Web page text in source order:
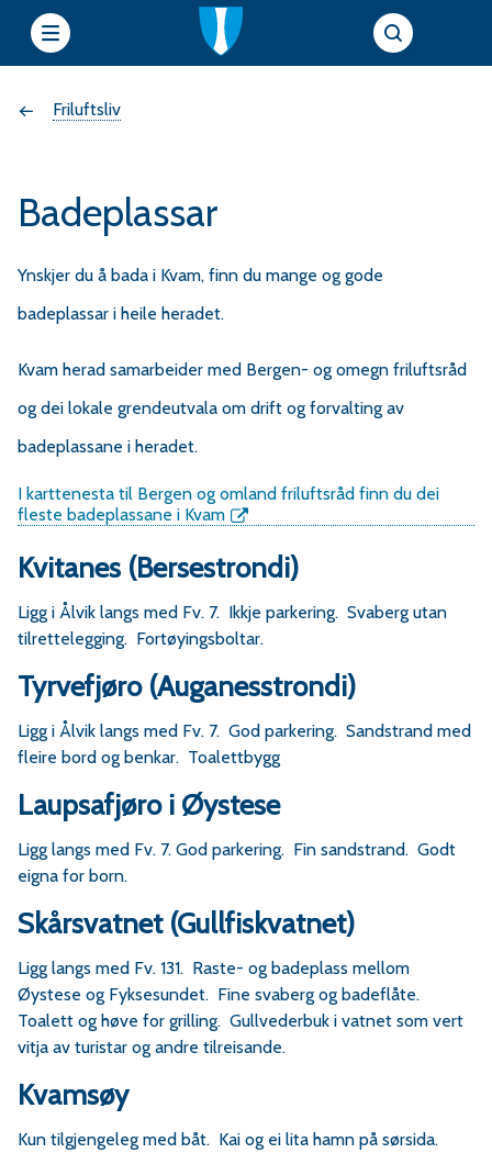
e
K
Du
her:
Friluftsliv
Badeplassar
Ynskjer du å bada i Kvam, finn du mange og gode
badeplassar i heile heradet.
Kvam herad samarbeider med Bergen- og omegn friluftsråd
og dei lokale grendeutvala om drift og forvalting av
badeplassane i heradet.
I karttenesta til Bergen og omland friluftsråd finn du dei
fleste badeplassane i Kvam
Kvitanes (Bersestrondi)
Ligg i Ålvik langs med Fv. 7. Ikkje parkering. Svaberg utan
tilrettelegging. Fortøyingsboltar.
Tyrvefjøro (Auganesstrondi)
Ligg i Ålvik langs med Fv. 7. God parkering. Sandstrand med
fleire bord og benkar. Toalettbygg
Laupsafjøro i Øystese
Ligg langs med Fv. 7. God parkering. Fin sandstrand. Godt
eigna for born.
Skårsvatnet (Gullfiskvatnet)
Ligg langs med Fv. 131. Raste- og badeplass mellom
Øystese og Fyksesundet. Fine svaberg og badeflåte.
Toalett og høve for grilling. Gullvederbuk i vatnet som vert
vitja av turistar og andre tilreisande.
Kvamsøy
Kun tilgjengeleg med båt. Kai og ei lita hamn på sørsida.